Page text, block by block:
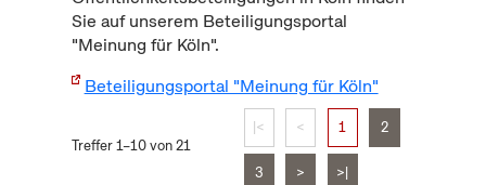
Sie auf unserem Beteiligungsportal
"Meinung für Köln".
Beteiligungsportal "Meinung für Köln"
Treffer 1–10 von 21
|< < 1 2
3 > >|